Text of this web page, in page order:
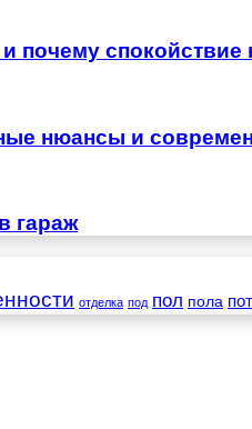
почему
нюансы и
гараж
отделка под пол пола